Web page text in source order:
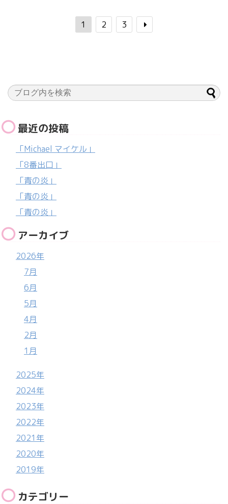
1 2 3
最近の投稿
「Michael マイケル」
「8番出口」
「青の炎」
「青の炎」
「青の炎」
アーカイブ
2026年
7月
6月
5月
4月
2月
1月
2025年
2024年
2023年
2022年
2021年
2020年
2019年
カテゴリー